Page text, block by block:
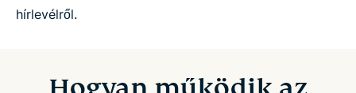
hírlevélről.